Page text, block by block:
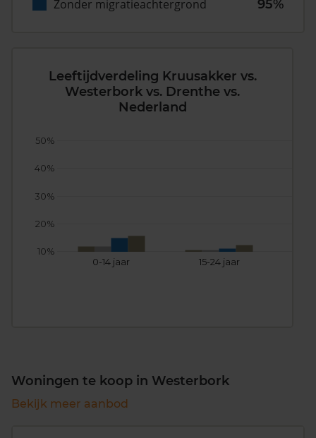
Zonder migratieachtergrond
95%
Leeftijdverdeling Kruusakker vs.
Westerbork vs. Drenthe vs.
Nederland
0-14 jaar 15-24 jaar
10%
20%
30%
40%
50%
Woningen te koop in Westerbork
Bekijk meer aanbod